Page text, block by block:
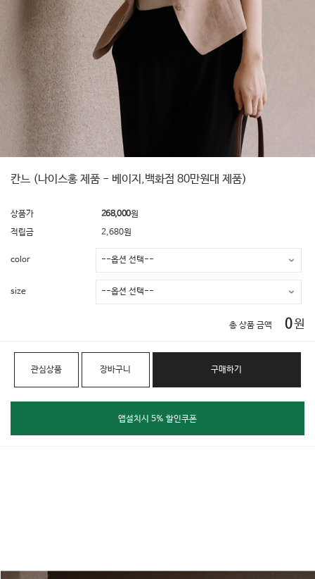
칸느 (나이스홍 제품 - 베이지,백화점 80만원대 제품)
상품가 268,000원
적립금
2,680원
color
size
총 상품 금액 0원
관심상품 장바구니 구매하기